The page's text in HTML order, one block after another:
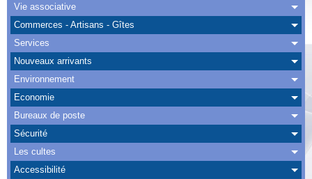
Albums
Nous Contacter
Vie associative
Commerces - Artisans - Gîtes
Services
Nouveaux arrivants
Environnement
Economie
Bureaux de poste
Sécurité
Les cultes
Accessibilité